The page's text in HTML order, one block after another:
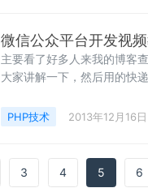
微信公众平台开发视
主要看了好多人来我的博客
大家讲解一下，然后用的快
PHP技术 2013年12月16日
3 4 5 6